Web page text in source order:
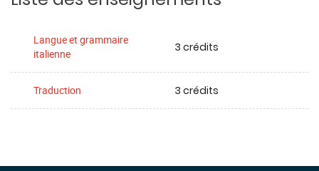
Langue et grammaire
italienne
3 crédits
Traduction 3 crédits